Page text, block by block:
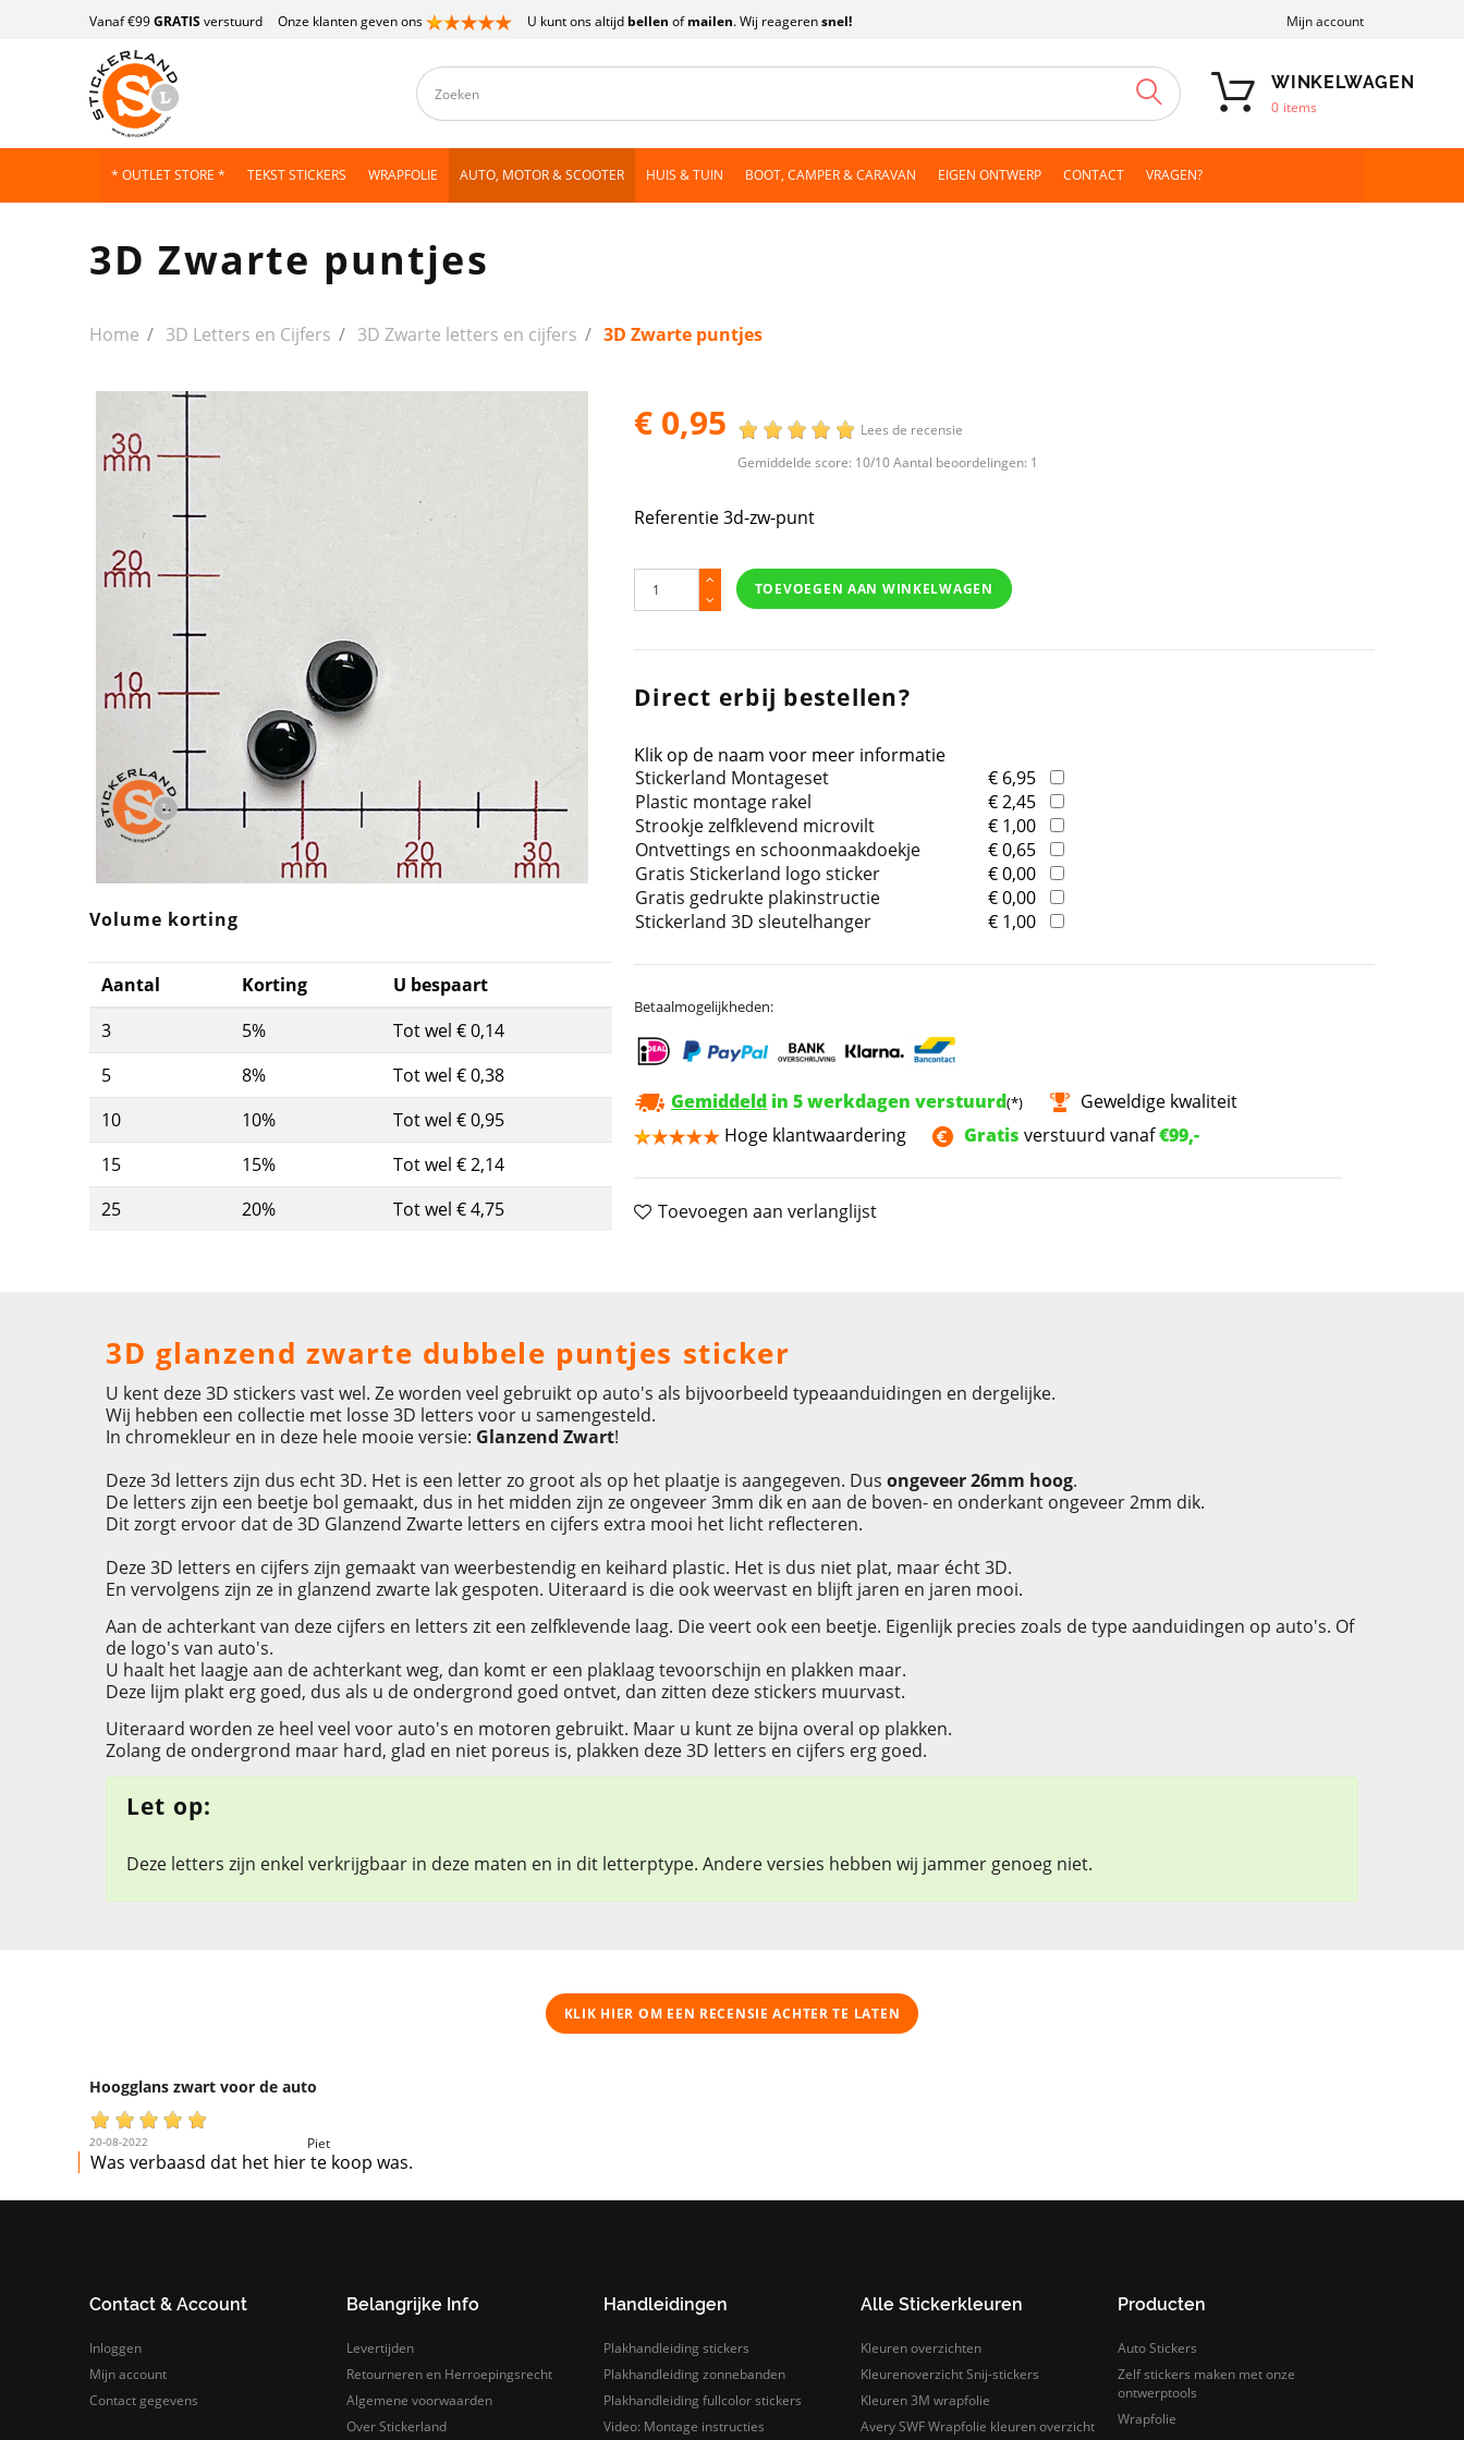
Vanaf €99GRATIS verstuurd Onze klanten geven ons U kunt ons altijd bellen ofmailen. Wij reagerensnel! Mijn account
ZOEKEN WINKELWAGEN
0 items
* OUTLET STORE * TEKST STICKERS WRAPFOLIE AUTO, MOTOR & SCOOTER HUIS & TUIN BOOT, CAMPER & CARAVAN EIGEN ONTWERP CONTACT VRAGEN?
3D Zwarte puntjes
Home 3D Letters en Cijfers 3D Zwarte letters en cijfers 3D Zwarte puntjes
Volume korting
Aantal Korting
U bespaart
3
5%
Tot wel € 0,14
5
8%
Tot wel € 0,38
10
10%
Tot wel € 0,95
15
15%
Tot wel € 2,14
25
20% Tot wel € 4,75
€ 0,95
Lees de recensie
Gemiddelde score: 10/10 Aantal beoordelingen: 1
Referentie3d-zw-punt
TOEVOEGEN AAN WINKELWAGEN
Direct erbij bestellen?
Klik op de naam voor meer informatie
Stickerland Montageset
€ 6,95
Plastic montage rakel
€ 2,45
Strookje zelfklevend microvilt
€ 1,00
Ontvettings en schoonmaakdoekje
€ 0,65
Gratis Stickerland logo sticker
€ 0,00
Gratis gedrukte plakinstructie
€ 0,00
Stickerland 3D sleutelhanger
€ 1,00
Betaalmogelijkheden:
Gemiddeld in 5 werkdagen verstuurd(*)
Geweldige kwaliteit
Hoge klantwaardering
Gratis verstuurd vanaf€99,-
Toevoegen aan verlanglijst
3D glanzend zwarte dubbele puntjes sticker
U kent deze 3D stickers vast wel. Ze worden veel gebruikt op auto's als bijvoorbeeld typeaanduidingen en dergelijke.
Wij hebben een collectie met losse 3D letters voor u samengesteld.
In chromekleur en in deze hele mooie versie: Glanzend Zwart!
Deze 3d letters zijn dus echt 3D. Het is een letter zo groot als op het plaatje is aangegeven. Dus ongeveer 26mm hoog.
De letters zijn een beetje bol gemaakt, dus in het midden zijn ze ongeveer 3mm dik en aan de boven- en onderkant ongeveer 2mm dik.
Dit zorgt ervoor dat de 3D Glanzend Zwarte letters en cijfers extra mooi het licht reflecteren.
Deze 3D letters en cijfers zijn gemaakt van weerbestendig en keihard plastic. Het is dus niet plat, maar écht 3D.
En vervolgens zijn ze in glanzend zwarte lak gespoten. Uiteraard is die ook weervast en blijft jaren en jaren mooi.
Aan de achterkant van deze cijfers en letters zit een zelfklevende laag. Die veert ook een beetje. Eigenlijk precies zoals de type aanduidingen op auto's. Of
de logo's van auto's.
U haalt het laagje aan de achterkant weg, dan komt er een plaklaag tevoorschijn en plakken maar.
Deze lijm plakt erg goed, dus als u de ondergrond goed ontvet, dan zitten deze stickers muurvast.
Uiteraard worden ze heel veel voor auto's en motoren gebruikt. Maar u kunt ze bijna overal op plakken.
Zolang de ondergrond maar hard, glad en niet poreus is, plakken deze 3D letters en cijfers erg goed.
Let op:
Deze letters zijn enkel verkrijgbaar in deze maten en in dit letterptype. Andere versies hebben wij jammer genoeg niet.
KLIK HIER OM EEN ​​RECENSIE ACHTER TE LATEN
Hoogglans zwart voor de auto
20-08-2022 Piet
Was verbaasd dat het hier te koop was.
Contact & Account
Inloggen
Mijn account
Contact gegevens
Belangrijke Info
Levertijden
Retourneren en Herroepingsrecht
Algemene voorwaarden
Over Stickerland
Handleidingen
Plakhandleiding stickers
Plakhandleiding zonnebanden
Plakhandleiding fullcolor stickers
Video: Montage instructies
Alle Stickerkleuren
Kleuren overzichten
Kleurenoverzicht Snij-stickers
Kleuren 3M wrapfolie
Avery SWF Wrapfolie kleuren overzicht
Producten
Auto Stickers
Zelf stickers maken met onze
ontwerptools
Wrapfolie